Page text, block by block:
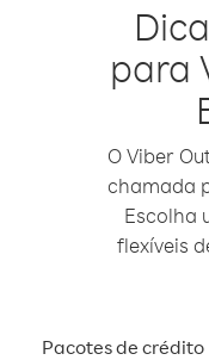
para
O Viber
chamada
Escolha
flexíveis
Pacotes de crédito